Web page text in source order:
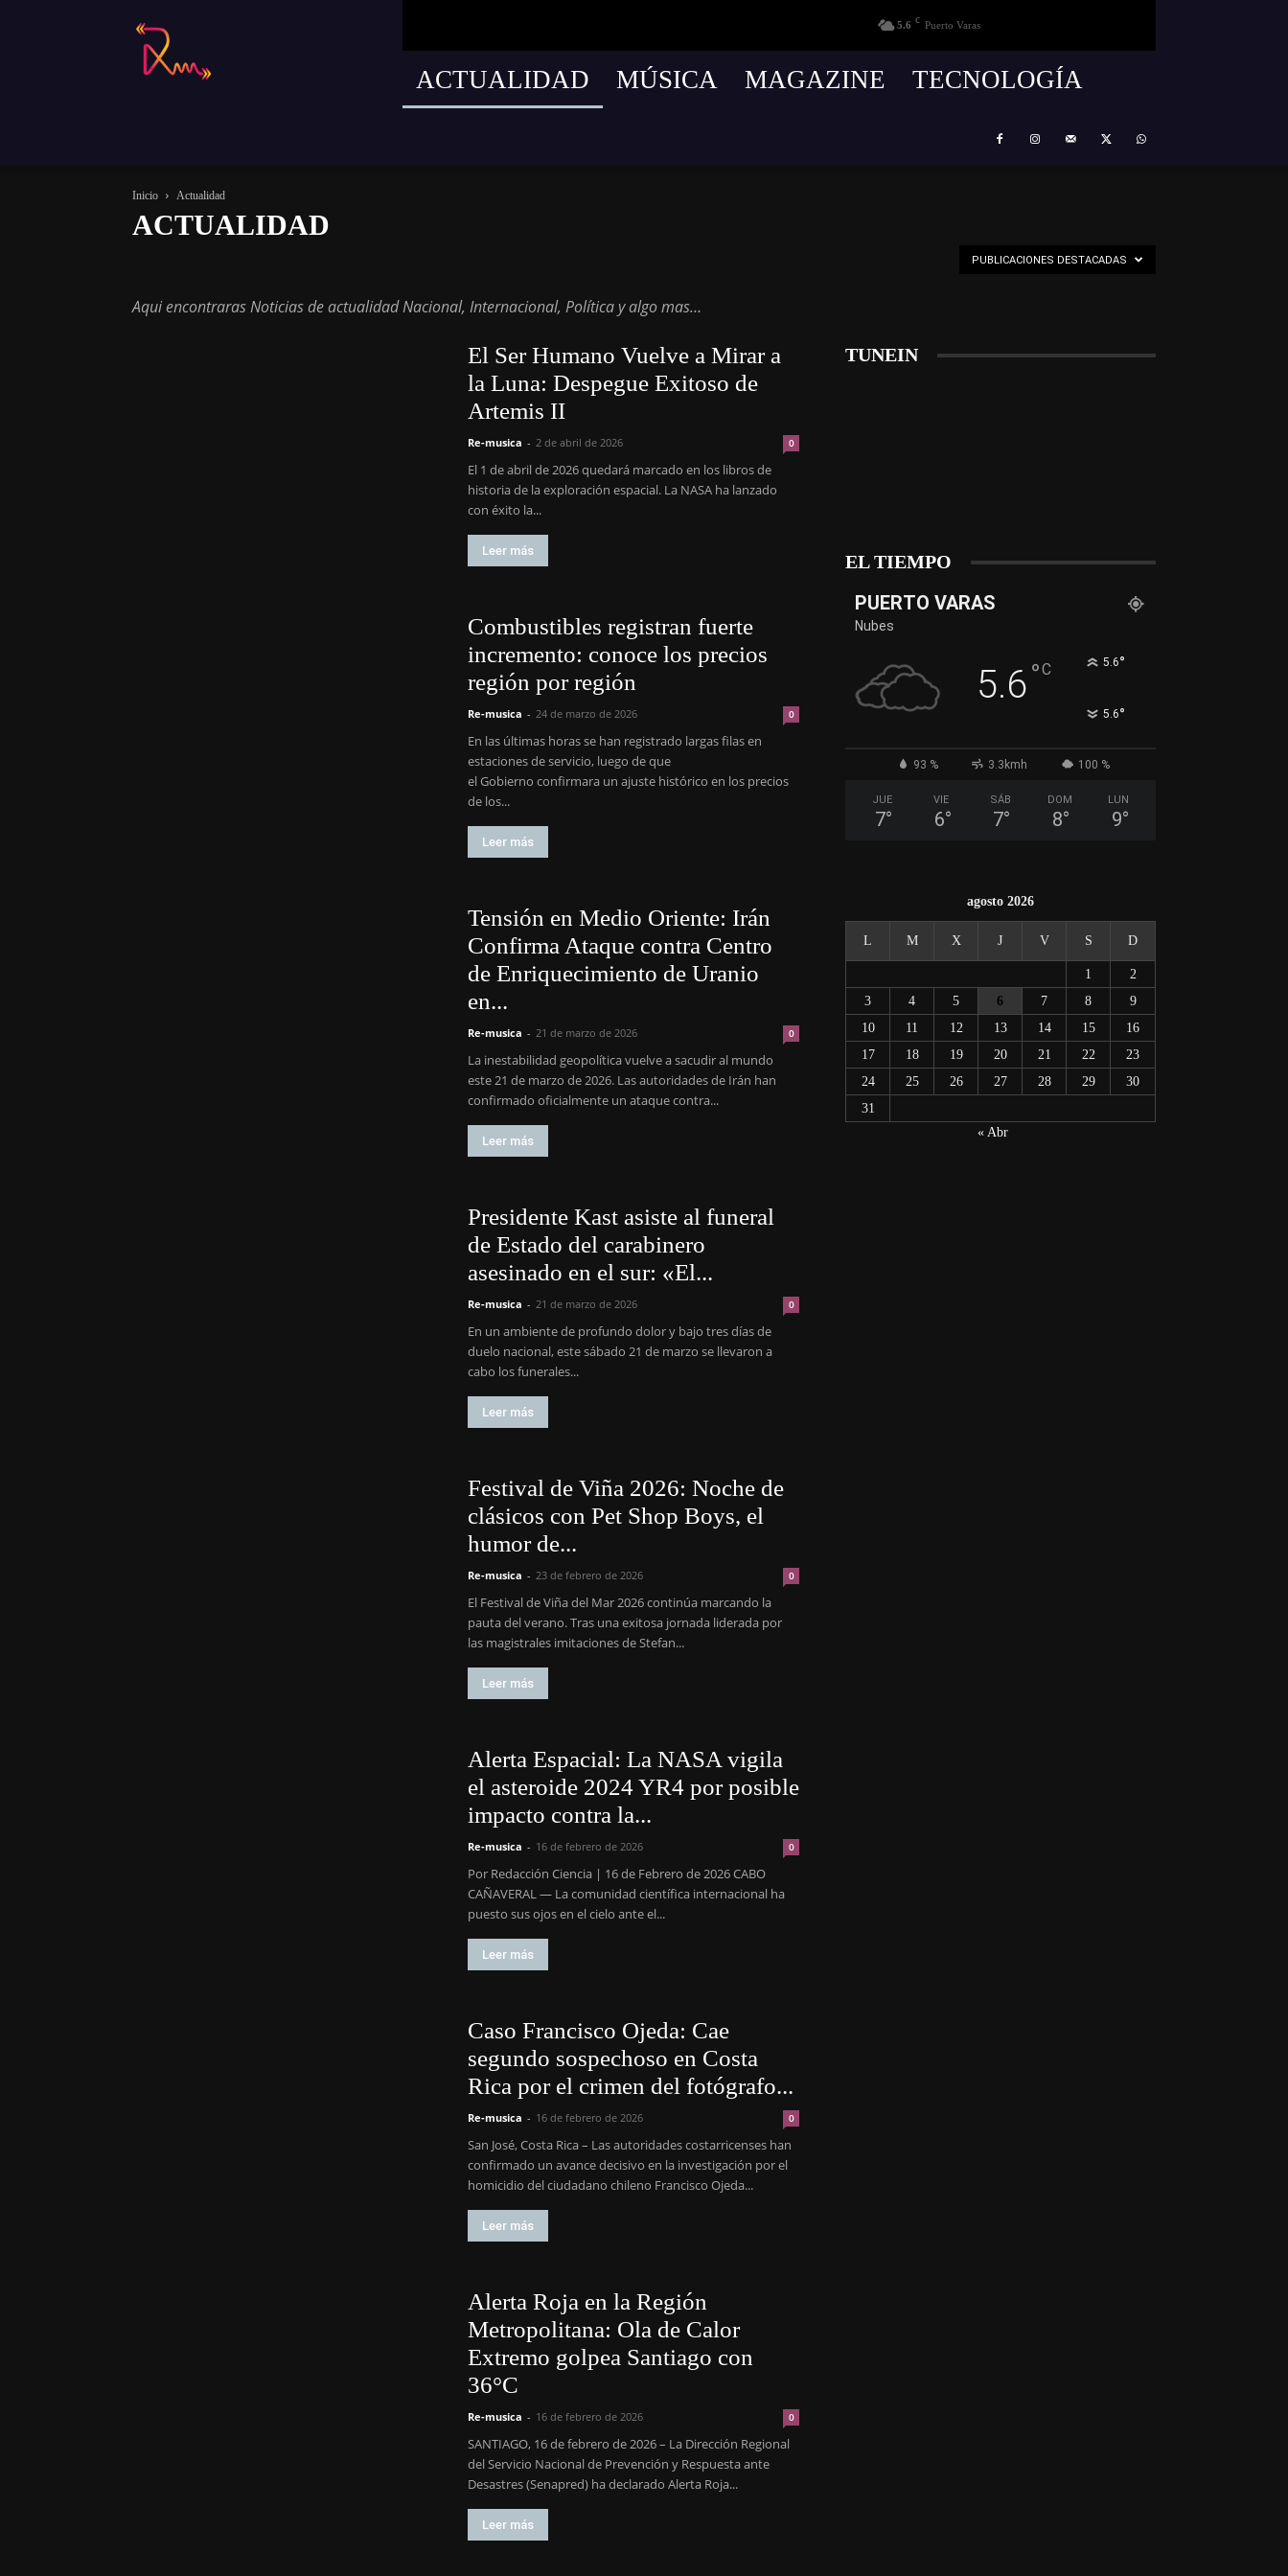
Remusica
5.6 C Puerto Varas
ACTUALIDAD MÚSICA MAGAZINE TECNOLOGÍA
Inicio Actualidad
ACTUALIDAD
Aqui encontraras Noticias de actualidad Nacional, Internacional, Política y algo mas…
PUBLICACIONES DESTACADAS
El Ser Humano Vuelve a Mirar a
la Luna: Despegue Exitoso de
Artemis II
Re-musica - 2 de abril de 2026 0
El 1 de abril de 2026 quedará marcado en los libros de
historia de la exploración espacial. La NASA ha lanzado
con éxito la...
Leer más
Combustibles registran fuerte
incremento: conoce los precios
región por región
Re-musica - 24 de marzo de 2026 0
En las últimas horas se han registrado largas filas en
estaciones de servicio, luego de que
el Gobierno confirmara un ajuste histórico en los precios
de los...
Leer más
Tensión en Medio Oriente: Irán
Confirma Ataque contra Centro
de Enriquecimiento de Uranio
en...
Re-musica - 21 de marzo de 2026 0
La inestabilidad geopolítica vuelve a sacudir al mundo
este 21 de marzo de 2026. Las autoridades de Irán han
confirmado oficialmente un ataque contra...
Leer más
Presidente Kast asiste al funeral
de Estado del carabinero
asesinado en el sur: «El...
Re-musica - 21 de marzo de 2026 0
En un ambiente de profundo dolor y bajo tres días de
duelo nacional, este sábado 21 de marzo se llevaron a
cabo los funerales...
Leer más
Festival de Viña 2026: Noche de
clásicos con Pet Shop Boys, el
humor de...
Re-musica - 23 de febrero de 2026 0
El Festival de Viña del Mar 2026 continúa marcando la
pauta del verano. Tras una exitosa jornada liderada por
las magistrales imitaciones de Stefan...
Leer más
Alerta Espacial: La NASA vigila
el asteroide 2024 YR4 por posible
impacto contra la...
Re-musica - 16 de febrero de 2026 0
Por Redacción Ciencia | 16 de Febrero de 2026 CABO
CAÑAVERAL — La comunidad científica internacional ha
puesto sus ojos en el cielo ante el...
Leer más
Caso Francisco Ojeda: Cae
segundo sospechoso en Costa
Rica por el crimen del fotógrafo...
Re-musica - 16 de febrero de 2026 0
San José, Costa Rica – Las autoridades costarricenses han
confirmado un avance decisivo en la investigación por el
homicidio del ciudadano chileno Francisco Ojeda...
Leer más
Alerta Roja en la Región
Metropolitana: Ola de Calor
Extremo golpea Santiago con
36°C
Re-musica - 16 de febrero de 2026 0
SANTIAGO, 16 de febrero de 2026 – La Dirección Regional
del Servicio Nacional de Prevención y Respuesta ante
Desastres (Senapred) ha declarado Alerta Roja...
Leer más
TUNEIN
EL TIEMPO
PUERTO VARAS
Nubes
5.6°C 5.6°
5.6°
93 % 3.3kmh 100 %
JUE
7°
VIE
6°
SÁB
7°
DOM
8°
LUN
9°
agosto 2026
L M X J V S D
1
2
3
4 5 6 7 8
9
10
11 12 13 14 15
16
17
18 19 20 21 22
23
24
25 26 27 28 29
30
31
« Abr